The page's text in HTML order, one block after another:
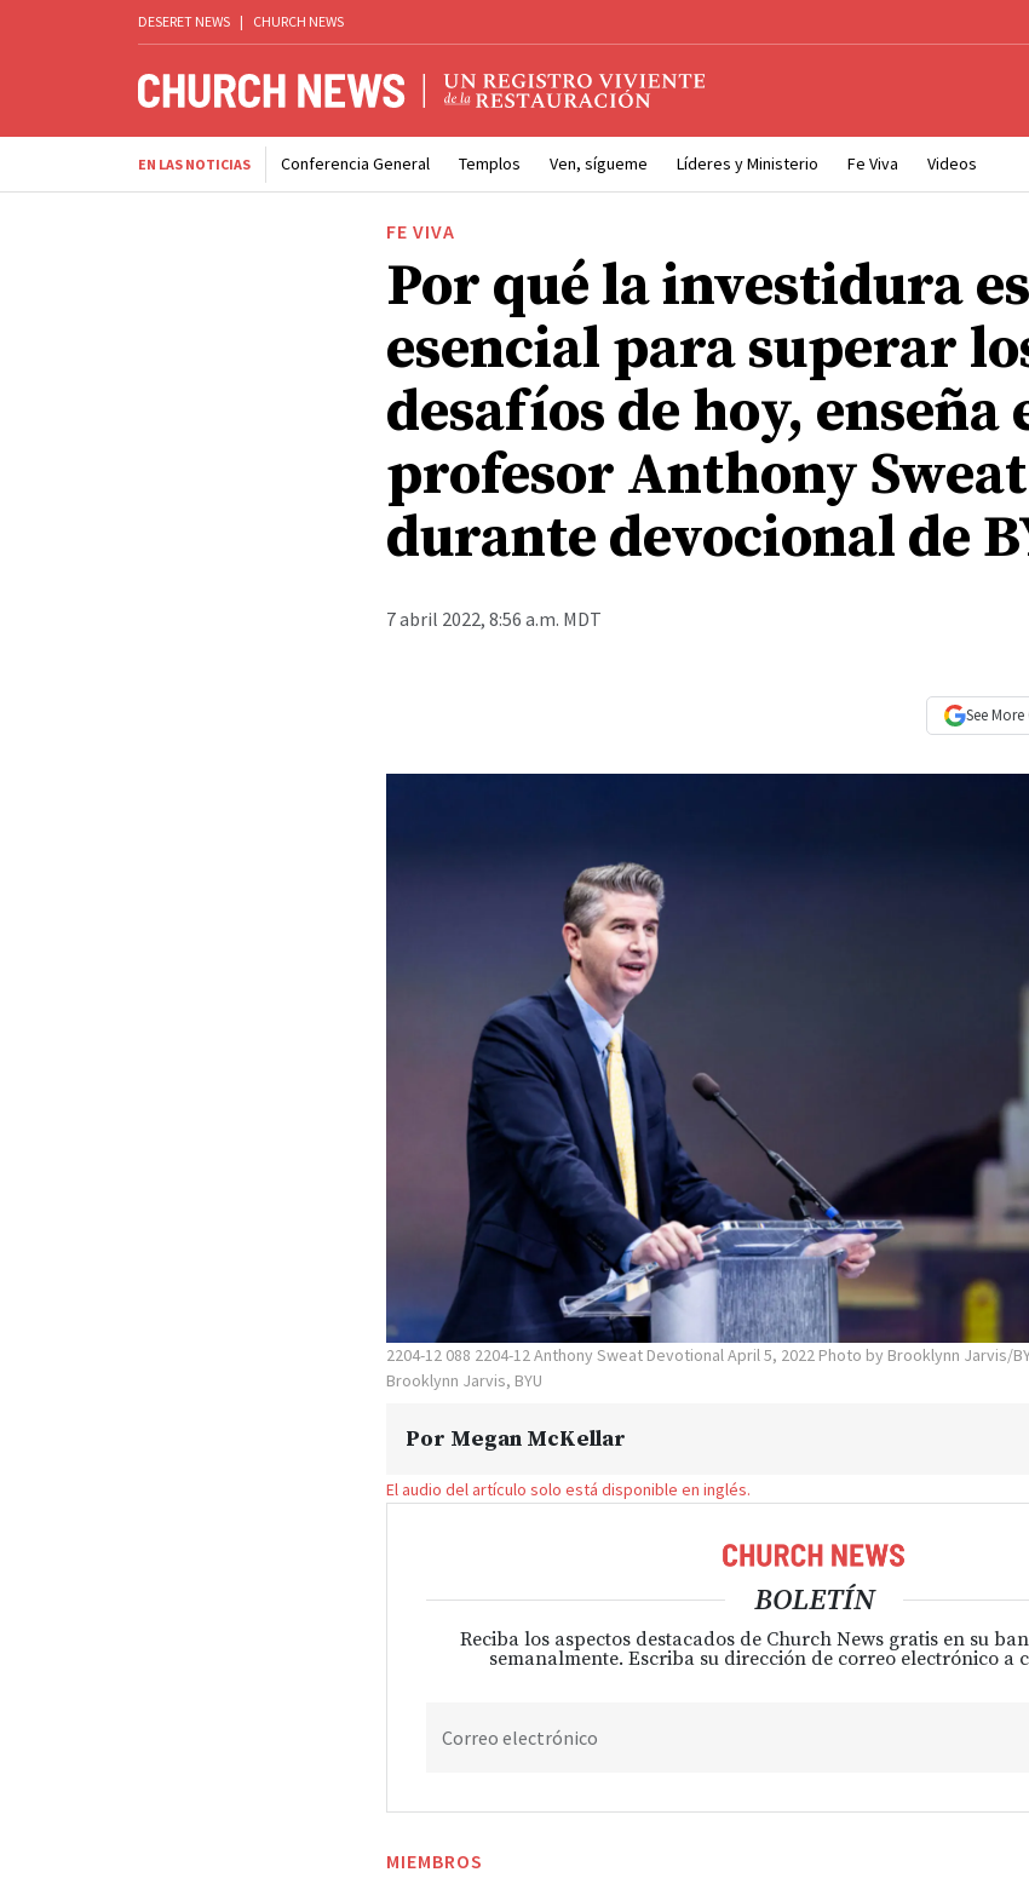
DESERET NEWS | CHURCH NEWS
EN LAS NOTICIAS Conferencia General Templos Ven, sígueme Líderes y Ministerio Fe Viva Videos
FE VIVA
Por qué la investidura es
esencial para superar
desafíos de hoy, enseña
profesor Anthony Sweat
durante devocional de
7 abril 2022, 8:56 a.m. MDT
See More
2204-12 088 2204-12 Anthony Sweat Devotional April 5, 2022 Photo by Brooklynn Jarvis/
Brooklynn Jarvis, BYU
Por Megan McKellar
El audio del artículo solo está disponible en inglés.
BOLETÍN
Reciba los aspectos destacados de Church News gratis en su
semanalmente. Escriba su dirección de correo electrónico a
Correo electrónico
MIEMBROS